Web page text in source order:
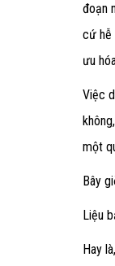
đoạn
cứ hễ
ưu
Việc
một
Bây
Liệu
Hay